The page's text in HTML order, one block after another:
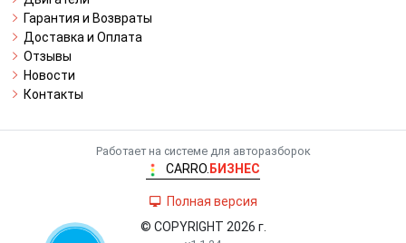
Гарантия и Возвраты
Доставка и Оплата
Отзывы
Новости
Контакты
Работает на системе для авторазборок
CARRO. БИЗНЕС
Полная версия
© COPYRIGHT 2026 г.